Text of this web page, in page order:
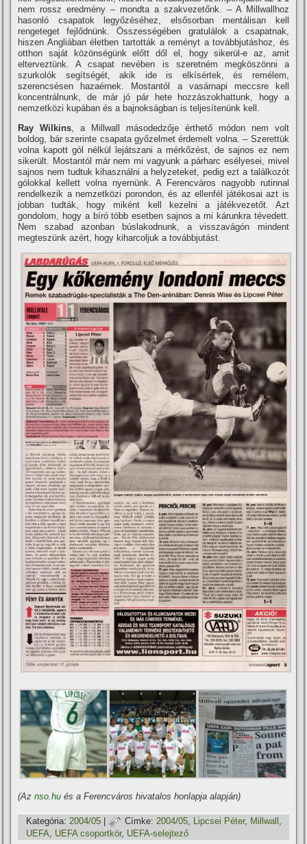
nem rossz eredmény – mondta a szakvezetőnk. – A Millwallhoz
hasonló csapatok legyőzéséhez, elsősorban mentálisan kell
rengeteget fejlődnünk. Összességében gratulálok a csapatnak,
hiszen Angliában életben tartották a reményt a továbbjutáshoz, és
otthon saját közönségünk előtt dől el, hogy sikerül-e az, amit
elterveztünk. A csapat nevében is szeretném megköszönni a
szurkolók segí­tségét, akik ide is elkí­sértek, és remélem,
szerencsésen hazaérnek. Mostantól a vasárnapi meccsre kell
koncentrálnunk, de már jó pár hete hozzászokhattunk, hogy a
nemzetközi kupában és a bajnokságban is teljesí­tenünk kell.
Ray Wilkins, a Millwall másodedzője érthető módon nem volt
boldog, bár szerinte csapata győzelmet érdemelt volna. – Szerettük
volna kapott gól nélkül lejátszani a mérkőzést, de sajnos ez nem
sikerült. Mostantól már nem mi vagyunk a párharc esélyesei, mivel
sajnos nem tudtuk kihasználni a helyzeteket, pedig ezt a találkozót
gólokkal kellett volna nyernünk. A Ferencváros nagyobb rutinnal
rendelkezik a nemzetközi porondon, és az ellenfél játékosai azt is
jobban tudták, hogy miként kell kezelni a játékvezetőt. Azt
gondolom, hogy a bí­ró több esetben sajnos a mi kárunkra tévedett.
Nem szabad azonban búslakodnunk, a visszavágón mindent
megteszünk azért, hogy kiharcoljuk a továbbjutást.
(Aznso.hu és a Ferencváros hivatalos honlapja alapján)
Kategória: 2004/05 | Címke: 2004/05, Lipcsei Péter, Millwall ,
UEFA
UEFA csoportkör, UEFA-selejtező